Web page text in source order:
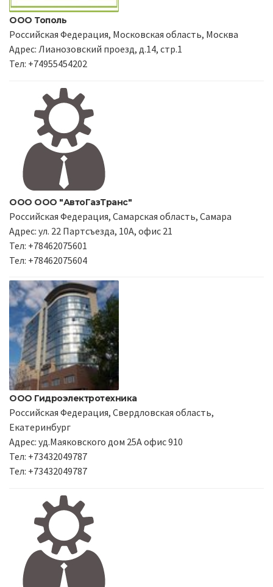
ООО Тополь
Российская Федерация, Московская область, Москва
Адрес: Лианозовский проезд, д.14, стр.1
Тел: +74955454202
ООО ООО "АвтоГазТранс"
Российская Федерация, Самарская область, Самара
Адрес: ул. 22 Партсъезда, 10А, офис 21
Тел: +78462075601
Тел: +78462075604
ООО Гидроэлектротехника
Российская Федерация, Свердловская область,
Екатеринбург
Адрес: уд.Маяковского дом 25А офис 910
Тел: +73432049787
Тел: +73432049787